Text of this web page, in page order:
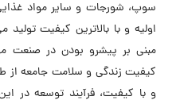
سوپ، شورجات و سایر مواد
اولیه و با بالاترین کیفیت تولید
مبنی بر پیشرو بودن در صنعت
کیفیت زندگی و سلامت جامعه از
و با کیفیت، فرآیند توسعه در